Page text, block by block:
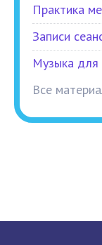
Практика
Записи
Музыка для
Все